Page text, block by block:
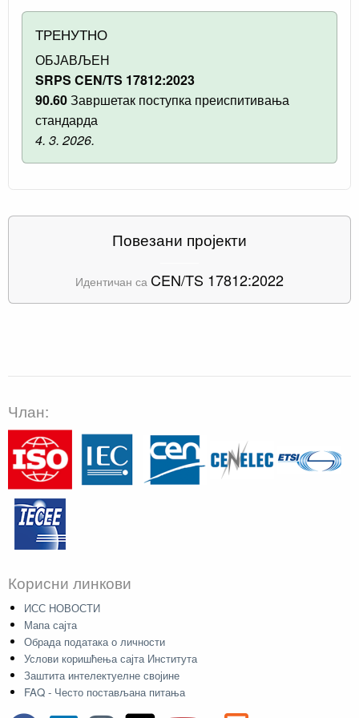
ТРЕНУТНО
ОБЈАВЉЕН
SRPS CEN/TS 17812:2023
90.60Завршетак поступка преиспитивања
стандарда
4. 3. 2026.
Повезани пројекти
Идентичан са CEN/TS 17812:2022
Члан:
Корисни линкови
ИСС НОВОСТИ
Мапа сајта
Обрада података о личности
Услови коришћења сајта Института
Заштита интелектуелне својине
FAQ - Често постављана питања